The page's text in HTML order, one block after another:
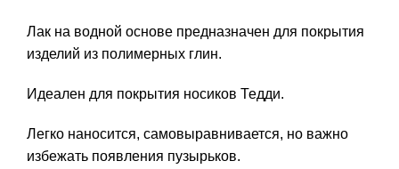
Лак на водной основе предназначен для покрытия
изделий из полимерных глин.
Идеален для покрытия носиков Тедди.
Легко наносится, самовыравнивается, но важно
избежать появления пузырьков.